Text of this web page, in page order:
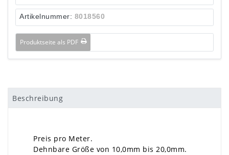
Artikelnummer: 8018560
Produktseite als PDF
Beschreibung
Preis pro Meter.
Dehnbare Größe von 10,0mm bis 20,0mm.